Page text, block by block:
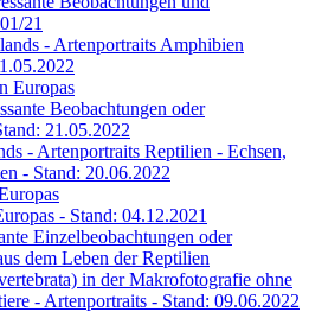
21
- Artenportraits Amphibien
Europas
Beobachtungen oder
21.05.2022
- Artenportraits Reptilien - Echsen,
- Stand: 20.06.2022
- Stand: 04.12.2021
Einzelbeobachtungen oder
dem Leben der Reptilien
in der Makrofotografie ohne
- Artenportraits - Stand: 09.06.2022